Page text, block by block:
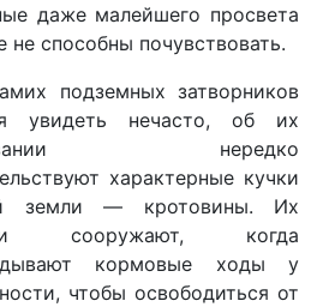
даже малейшего просвета
не способны почувствовать.
подземных затворников
увидеть нечасто, об их
нередко
характерные кучки
земли — кротовины. Их
сооружают, когда
кормовые ходы у
чтобы освободиться от